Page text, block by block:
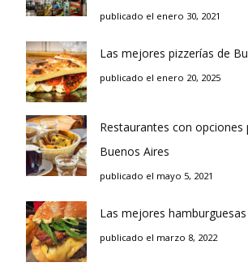
publicado el enero 30, 2021
Las mejores pizzerías de
publicado el enero 20, 2025
Restaurantes con opciones
Buenos Aires
publicado el mayo 5, 2021
Las mejores
publicado el marzo 8, 2022